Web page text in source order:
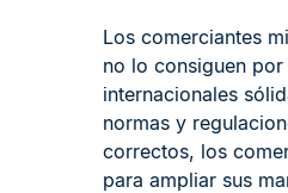
Los comerciantes
no lo consiguen
internacionales
normas y
correctos, los
para ampliar sus